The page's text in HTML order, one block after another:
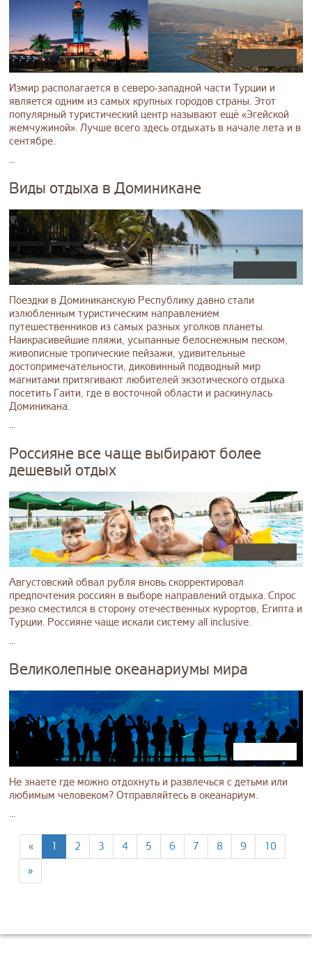
Измир располагается в северо-западной части Турции и
является одним из самых крупных городов страны. Этот
популярный туристический центр называют ещё «Эгейской
жемчужиной». Лучше всего здесь отдыхать в начале лета и в
сентябре.
...
Виды отдыха в Доминикане
Поездки в Доминиканскую Республику давно стали
излюбленным туристическим направлением
путешественников из самых разных уголков планеты.
Наикрасивейшие пляжи, усыпанные белоснежным песком,
живописные тропические пейзажи, удивительные
достопримечательности, диковинный подводный мир
магнитами притягивают любителей экзотического отдыха
посетить Гаити, где в восточной области и раскинулась
Доминикана.
...
Россияне все чаще выбирают более
дешевый отдых
Августовский обвал рубля вновь скорректировал
предпочтения россиян в выборе направлений отдыха. Спрос
резко сместился в сторону отечественных курортов, Египта и
Турции. Россияне чаще искали систему all inclusive.
...
Великолепные океанариумы мира
Не знаете где можно отдохнуть и развлечься с детьми или
любимым человеком? Отправляйтесь в океанариум.
...
« 1 2 3 4 5 6 7 8 9
10
»